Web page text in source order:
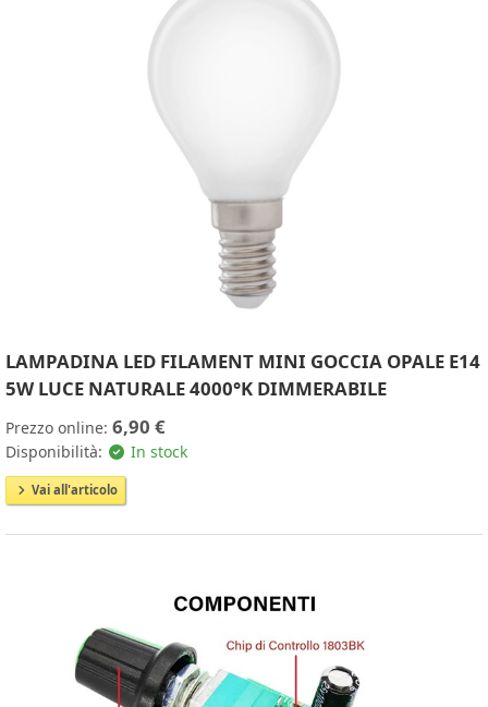
LAMPADINA LED FILAMENT MINI GOCCIA OPALE E14
5W LUCE NATURALE 4000°K DIMMERABILE
Prezzo online: 6,90 €
Disponibilità: In stock
Vai all'articolo